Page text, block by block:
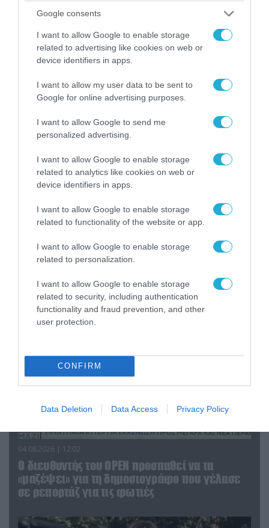
Google consents
I want to allow Google to enable storage
related to advertising like cookies on web or
device identifiers in apps.
I want to allow my user data to be sent to
Google for online advertising purposes.
I want to allow Google to send me
personalized advertising.
I want to allow Google to enable storage
related to analytics like cookies on web or
device identifiers in apps.
I want to allow Google to enable storage
related to functionality of the website or app.
I want to allow Google to enable storage
related to personalization.
I want to allow Google to enable storage
related to security, including authentication
functionality and fraud prevention, and other
user protection.
CONFIRM
Data Deletion Data Access Privacy Policy
04.08.2026 | 15:02
Αυτή την ώρα το τελευταίο «αντίο» στον πρώην
υπουργό Ι.Βαρβιτσιώτη (φωτο)
Η ανακοίνωση του Πανελλήνιου Σωματείου
Πυροσβεστών για την δημοσιογράφο του OPEN
04.08.2026 | 12:02
O διευθυντής του OPEN προσπαθεί να τα
«μαζέψει» για τη δημοσιογράφο που γέλασε
σε ρεπορτάζ για τις φωτιές